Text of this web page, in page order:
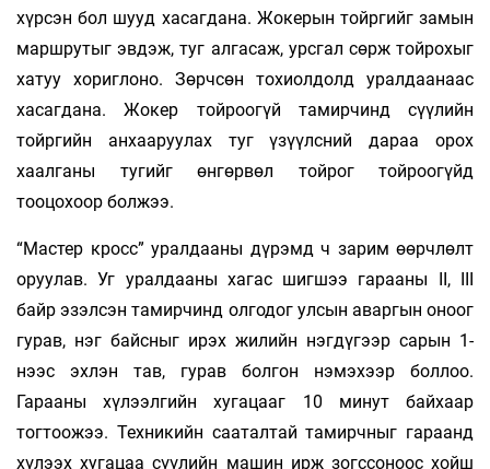
хүрсэн бол шууд хасагдана. Жокерын тойргийг замын
маршрутыг эвдэж, туг алгасаж, урсгал сөрж тойрохыг
хатуу хориглоно. Зөрчсөн тохиолдолд уралдаанаас
хасагдана. Жокер тойроогүй тамирчинд сүүлийн
тойргийн анхааруулах туг үзүүлсний дараа орох
хаалганы тугийг өнгөрвөл тойрог тойроогүйд
тооцохоор болжээ.
“Мастер кросс” уралдааны дүрэмд ч зарим өөрчлөлт
оруулав. Уг уралдааны хагас шигшээ гарааны II, III
байр эзэлсэн тамирчинд олгодог улсын аваргын оноог
гурав, нэг байсныг ирэх жилийн нэгдүгээр сарын 1-
нээс эхлэн тав, гурав болгон нэмэхээр боллоо.
Гарааны хүлээлгийн хугацааг 10 минут байхаар
тогтоожээ. Техникийн сааталтай тамирчныг гараанд
хүлээх хугацаа сүүлийн машин ирж зогссоноос хойш